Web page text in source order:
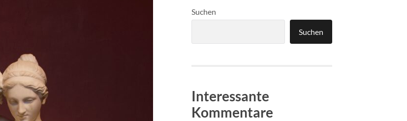
Suchen
Suchen
Interessante
Kommentare